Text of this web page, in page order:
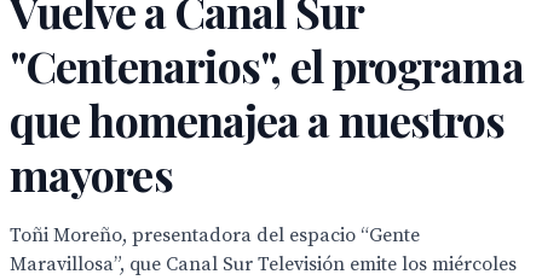
"Centenarios", el programa
que homenajea a nuestros
mayores
Toñi Moreño, presentadora del espacio “Gente
Maravillosa”, que Canal Sur Televisión emite los miércoles